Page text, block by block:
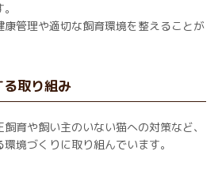
管理や適切な飼育環境を整えることが
取り組み
育や飼い主のいない猫への対策など、
境づくりに取り組んでいます。